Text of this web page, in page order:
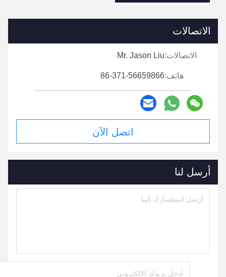
الاتصالات
الاتصالات:Mr. Jason Liu
هاتف:86-371-56659866
اتصل الآن
أرسل لنا